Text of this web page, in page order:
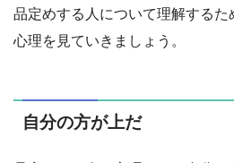
品定めする人について理解する
心理を見ていきましょう。
自分の方が上だ